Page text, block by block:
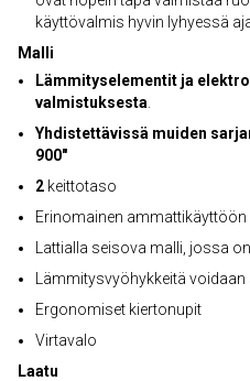
käyttövalmis hyvin lyhyessä
Malli
Lämmityselementit ja
valmistuksesta
Yhdistettävissä muiden
900"
2 keittotaso
Erinomainen ammattikäyttöön
Lattialla seisova malli, jossa
Lämmitysvyöhykkeitä
Ergonomiset kiertonupit
Virtavalo
Laatu